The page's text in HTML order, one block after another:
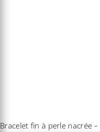
Bracelet fin à perle nacrée